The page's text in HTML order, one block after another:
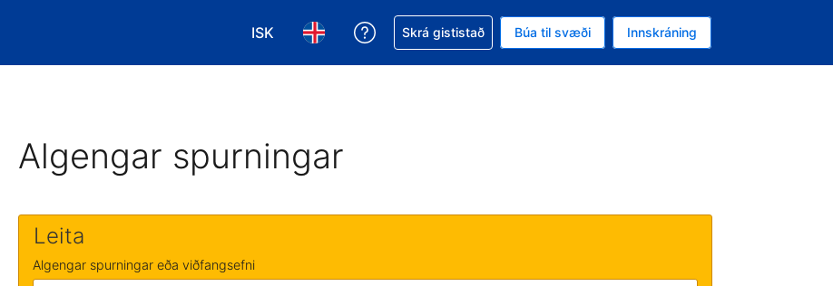
ISK
Veldu gjaldmiðil. Í augnablikinu er gjaldmiðillinn Íslensk króna
Veldu þitt tungumál. Í augnablikinu er tungumál þitt Íslensku
Fá aðstoð við bókunina
Skrá gististað Búa til svæði Innskráning
Algengar spurningar
Leita
Algengar spurningar eða viðfangsefni